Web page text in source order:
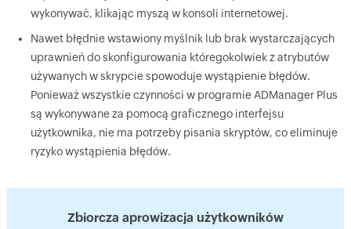
wykonywać, klikając myszą w konsoli internetowej.
Nawet błędnie wstawiony myślnik lub brak wystarczających
uprawnień do skonfigurowania któregokolwiek z atrybutów
używanych w skrypcie spowoduje wystąpienie błędów.
Ponieważ wszystkie czynności w programie ADManager Plus
są wykonywane za pomocą graficznego interfejsu
użytkownika, nie ma potrzeby pisania skryptów, co eliminuje
ryzyko wystąpienia błędów.
Zbiorcza aprowizacja użytkowników